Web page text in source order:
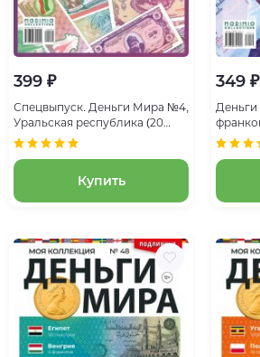
399 ₽
Спецвыпуск. Деньги Мира №4,
Уральская республика (20
франков)
Купить
349 ₽